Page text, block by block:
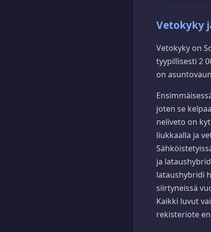
Vetokyky
Vetokyky on
tyypillisesti 2
on
joten se
neliveto on
liukkaalla ja
ja
lataushybridi
siirtyneissä
Kaikki luvut
rekisteriote